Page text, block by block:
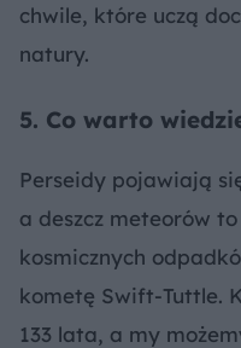
chwile, które uczą
natury.
5. Co warto
Perseidy pojawiają
a deszcz meteorów
kosmicznych
kometę Swift-Tuttle.
133 lata, a my